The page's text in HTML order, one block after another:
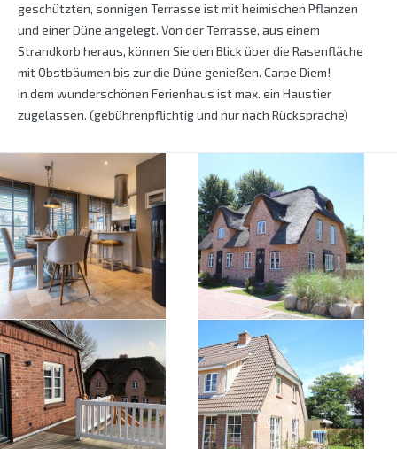
geschützten, sonnigen Terrasse ist mit heimischen Pflanzen
und einer Düne angelegt. Von der Terrasse, aus einem
Strandkorb heraus, können Sie den Blick über die Rasenfläche
mit Obstbäumen bis zur die Düne genießen. Carpe Diem!
In dem wunderschönen Ferienhaus ist max. ein Haustier
zugelassen. (gebührenpflichtig und nur nach Rücksprache)